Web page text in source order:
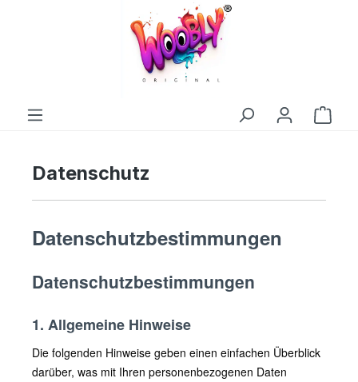
Datenschutz
Datenschutzbestimmungen
Datenschutzbestimmungen
1. Allgemeine Hinweise
Die folgenden Hinweise geben einen einfachen Überblick
darüber, was mit Ihren personenbezogenen Daten